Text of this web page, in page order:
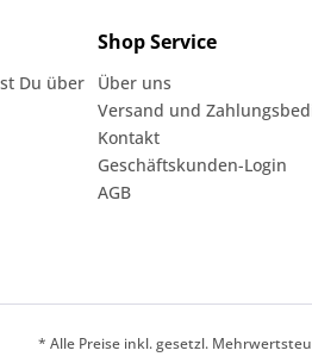
Du über
Shop Service
Über uns
Versand und
Kontakt
Geschäftskunden-Login
AGB
* Alle Preise inkl. gesetzl.